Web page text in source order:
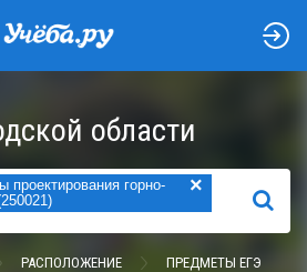
области
проектирования горно-
×
НАЙТИ
РАСПОЛОЖЕНИЕ ПРЕДМЕТЫ ЕГЭ